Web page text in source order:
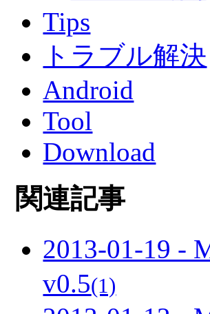
Tips
トラブル解決
Android
Tool
Download
関連記事
2013-01-19 -
v0.5(1)